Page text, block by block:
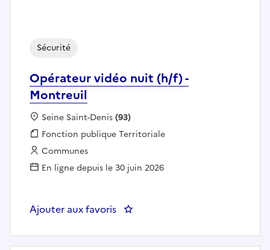
Opérateur vidéo nuit (h/f) -
Montreuil
Sécurité
Localisation :
Seine Saint-Denis(93)
Fonction publique :
Fonction publique Territoriale
Employeur :
Communes
En ligne depuis le 30 juin 2026
Ajouter aux favoris : Opérateur vidéo nuit (h/f) -